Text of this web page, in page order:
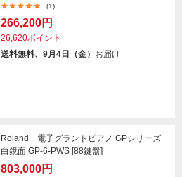
(1)
266,200円
26,620ポイント
送料無料、9月4日（金） お届け
Roland 電子グランドピアノ GPシリーズ
白鏡面 GP-6-PWS [88鍵盤]
803,000円